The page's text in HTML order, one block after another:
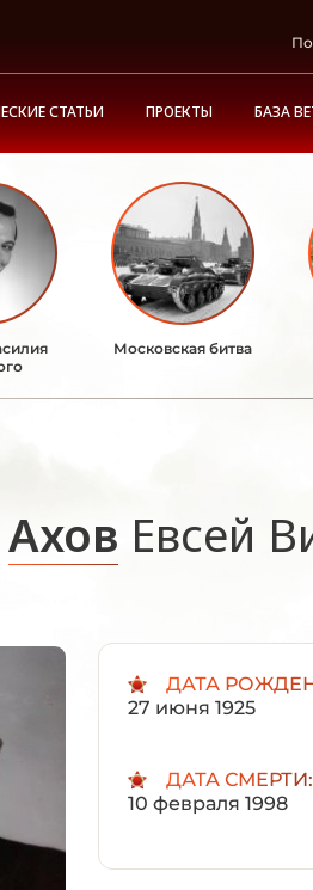
СТАТЬИ ПРОЕКТЫ БАЗА
Московская битва
Ахов Евсей
ДАТА
27 июня 1925
ДАТА СМЕРТИ:
10 февраля 1998